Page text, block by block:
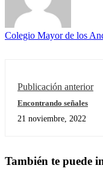
Colegio Mayor de los
Publicación anterior
Encontrando señales
21 noviembre, 2022
También te puede